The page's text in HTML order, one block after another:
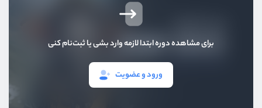
برای مشاهده دوره ابتدا لازمه وارد بشی یا ثبت‌نام کنی
ورود و عضویت
بخش دوم ساختار فریمورک
ساخت لایه Route